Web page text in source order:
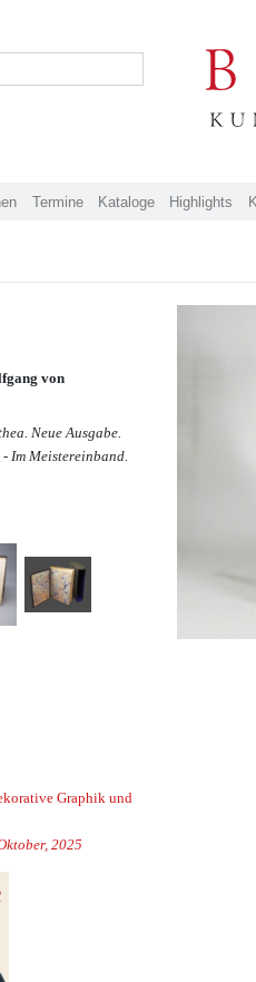
Termine Kataloge Highlights
von
Neue Ausgabe.
Im Meistereinband.
Graphik und
2025